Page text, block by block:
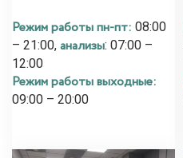
Режим работы пн-пт: 08:00
– 21:00, анализы: 07:00 –
12:00
Режим работы выходные:
09:00 – 20:00